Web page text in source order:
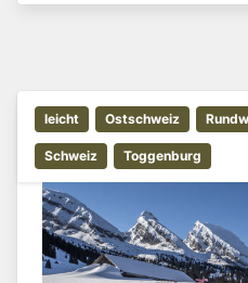
leicht Ostschweiz
Schweiz Toggenburg